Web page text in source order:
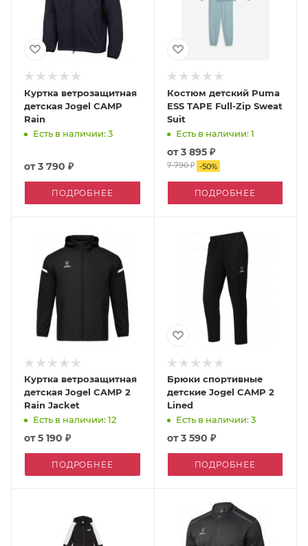
Куртка ветрозащитная
детская Jogel CAMP
Rain
Есть в наличии: 3
от3 790 ₽
ПОДРОБНЕЕ
Костюм детский Puma
ESS TAPE Full-Zip Sweat
Suit
Есть в наличии: 1
от3 895 ₽
7 790 ₽ -50%
ПОДРОБНЕЕ
Куртка ветрозащитная
детская Jogel CAMP 2
Rain Jacket
Есть в наличии: 12
от5 190 ₽
ПОДРОБНЕЕ
Брюки спортивные
детские Jogel CAMP 2
Lined
Есть в наличии: 3
от3 590 ₽
ПОДРОБНЕЕ